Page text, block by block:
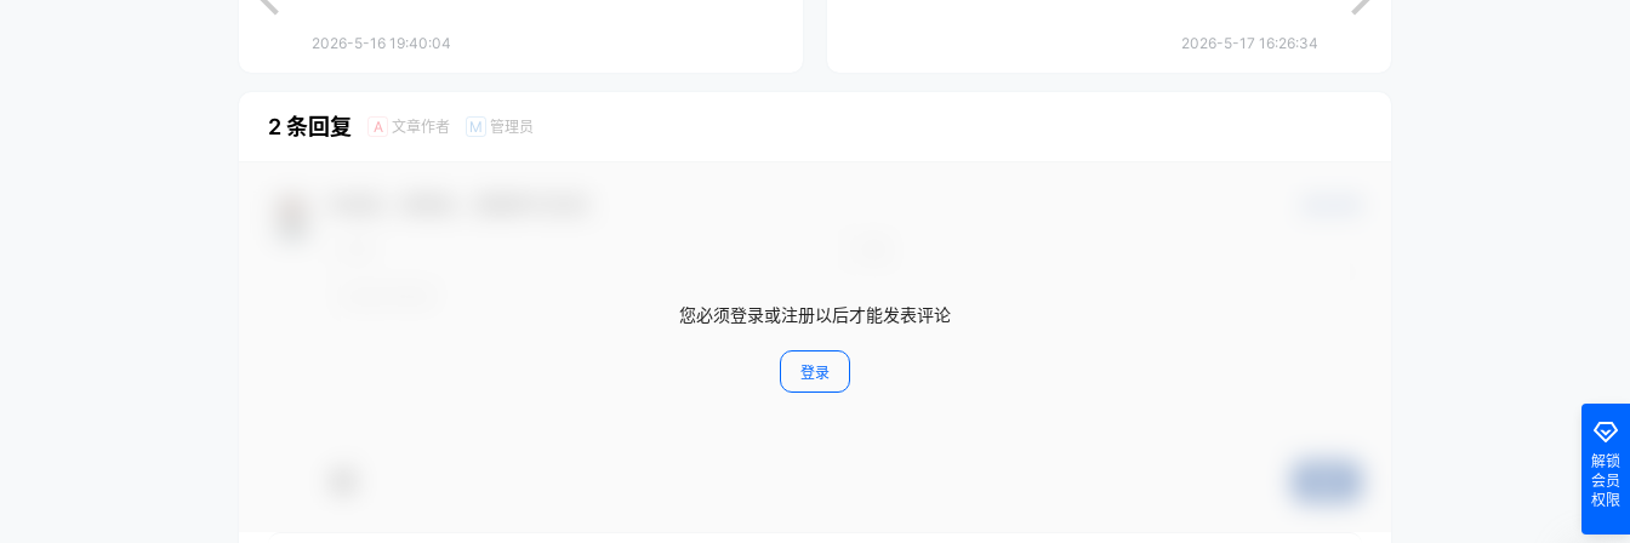
2026-5-16 19:40:04 2026-5-17 16:26:34
2 条回复 A 文章作者 M 管理员
您必须登录或注册以后才能发表评论
登录
解锁
会员
权限